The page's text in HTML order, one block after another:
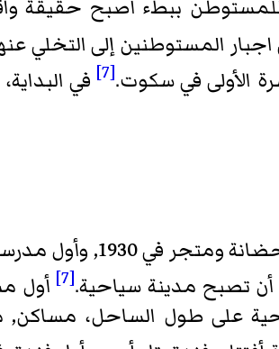
المستوطنين إلى التخلي
الأولى في سكوت.[7]
في
[7] أول
على طول الساحل، مساكن,